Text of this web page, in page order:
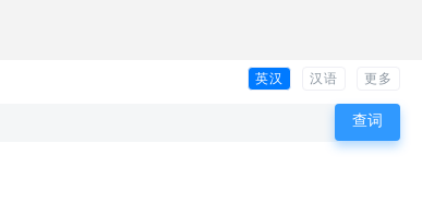
英汉 汉语 更多